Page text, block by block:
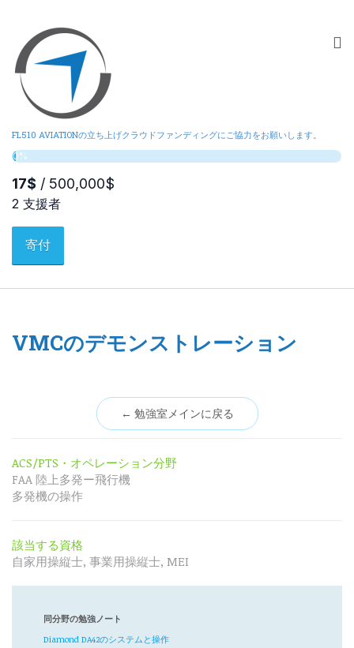
FL510 AVIATIONの立ち上げクラウドファンディングにご協力をお願いします。
寄付
VMCのデモンストレーション
← 勉強室メインに戻る
ACS/PTS・オペレーション分野
FAA 陸上多発ー飛行機
多発機の操作
該当する資格
自家用操縦士, 事業用操縦士, MEI
同分野の勉強ノート
Diamond DA42のシステムと操作